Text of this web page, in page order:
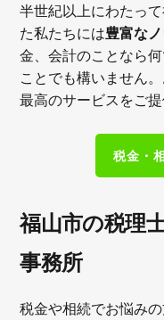
半世紀以上にわたっ
た私たちには豊富な
金、会計のことなら
ことでも構いません
最高のサービスをご提
税金・
福山市の税理
事務所
税金や相続でお悩み